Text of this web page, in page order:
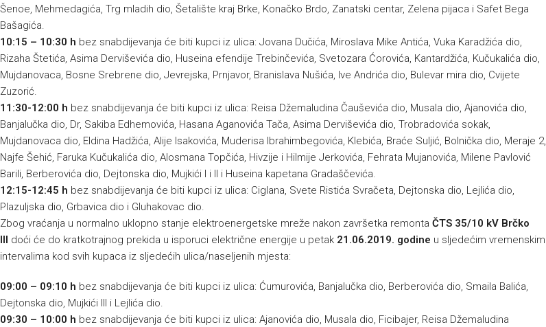
Šenoe, Mehmedagića, Trg mladih dio, Šetalište kraj Brke, Konačko Brdo, Zanatski centar, Zelena pijaca i Safet Bega
Bašagića.
10:15 – 10:30 h bez snabdijevanja će biti kupci iz ulica: Jovana Dučića, Miroslava Mike Antića, Vuka Karadžića dio,
Rizaha Štetića, Asima Derviševića dio, Huseina efendije Trebinčevića, Svetozara Ćorovića, Kantardžića, Kučukalića dio,
Mujdanovaca, Bosne Srebrene dio, Jevrejska, Prnjavor, Branislava Nušića, Ive Andrića dio, Bulevar mira dio, Cvijete
Zuzorić.
11:30-12:00 h bez snabdijevanja će biti kupci iz ulica: Reisa Džemaludina Čauševića dio, Musala dio, Ajanovića dio,
Banjalučka dio, Dr, Sakiba Edhemovića, Hasana Aganovića Tača, Asima Derviševića dio, Trobradovića sokak,
Mujdanovaca dio, Eldina Hadžića, Alije Isakovića, Muderisa Ibrahimbegovića, Klebića, Braće Suljić, Bolnička dio, Meraje 2,
Najfe Šehić, Faruka Kučukalića dio, Alosmana Topčića, Hivzije i Hilmije Jerkovića, Fehrata Mujanovića, Milene Pavlović
Barili, Berberovića dio, Dejtonska dio, Mujkići I i II i Huseina kapetana Gradaščevića.
12:15-12:45 h bez snabdijevanja će biti kupci iz ulica: Ciglana, Svete Ristića Svračeta, Dejtonska dio, Lejlića dio,
Plazuljska dio, Grbavica dio i Gluhakovac dio.
Zbog vraćanja u normalno uklopno stanje elektroenergetske mreže nakon završetka remonta ČTS 35/10 kV Brčko
III doći će do kratkotrajnog prekida u isporuci električne energije u petak 21.06.2019. godine u sljedećim vremenskim
intervalima kod svih kupaca iz sljedećih ulica/naseljenih mjesta:
09:00 – 09:10 h bez snabdijevanja će biti kupci iz ulica: Ćumurovića, Banjalučka dio, Berberovića dio, Smaila Balića,
Dejtonska dio, Mujkići III i Lejlića dio.
09:30 – 10:00 h bez snabdijevanja će biti kupci iz ulica: Ajanovića dio, Musala dio, Ficibajer, Reisa Džemaludina